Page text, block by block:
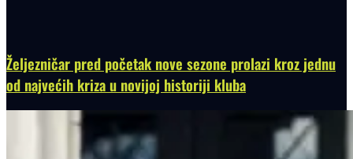
Željezničar pred početak nove sezone prolazi kroz jednu
od najvećih kriza u novijoj historiji kluba